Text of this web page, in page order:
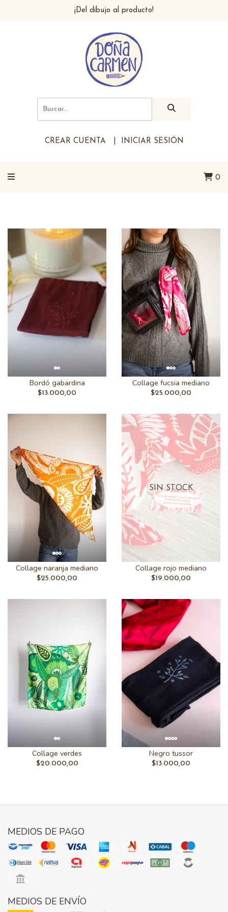
¡Del dibujo al producto!
CREAR CUENTA INICIAR SESIÓN
0
Bordó gabardina
$13.000,00
Collage fucsia mediano
$25.000,00
Collage naranja mediano
$25.000,00
SIN STOCK
Collage rojo mediano
$19.000,00
Collage verdes
$20.000,00
Negro tussor
$13.000,00
MEDIOS DE PAGO
MEDIOS DE ENVÍO